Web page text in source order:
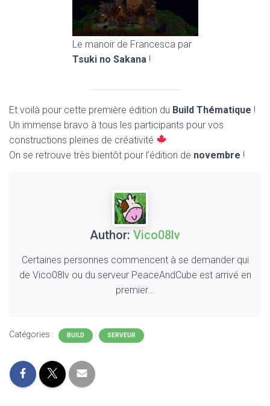
Le manoir de Francesca par
Tsuki no Sakana !
Et voilà pour cette première édition du Build Thématique !
Un immense bravo à tous les participants pour vos
constructions pleines de créativité
On se retrouve très bientôt pour l’édition de novembre !
Author: Vico08lv
Certaines personnes commencent à se demander qui
de Vico08lv ou du serveur PeaceAndCube est arrivé en
premier...
Catégories : BUILD SERVEUR